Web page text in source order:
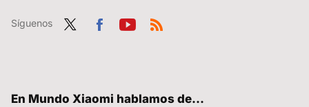
Síguenos
En Mundo Xiaomi hablamos de...